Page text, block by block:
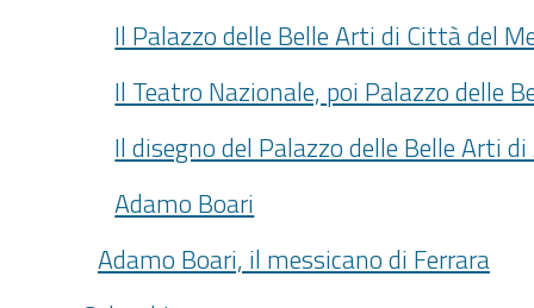
Il Palazzo delle Belle Arti di Città del
Il Teatro Nazionale, poi Palazzo delle
Il disegno del Palazzo delle Belle Arti
Adamo Boari
Adamo Boari, il messicano di Ferrara